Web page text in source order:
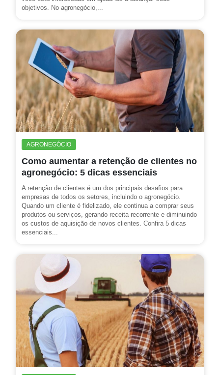
objetivos. No agronegócio,...
AGRONEGÓCIO
Como aumentar a retenção de clientes no
agronegócio: 5 dicas essenciais
A retenção de clientes é um dos principais desafios para
empresas de todos os setores, incluindo o agronegócio.
Quando um cliente é fidelizado, ele continua a comprar seus
produtos ou serviços, gerando receita recorrente e diminuindo
os custos de aquisição de novos clientes. Confira 5 dicas
essenciais...